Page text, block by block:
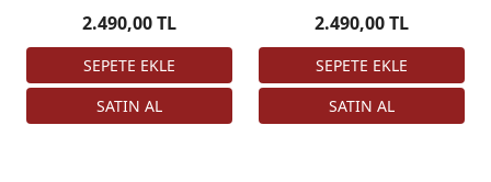
2.490,00 TL 2.490,00 TL